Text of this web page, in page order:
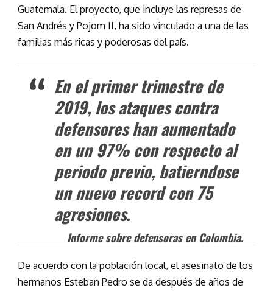
Guatemala. El proyecto, que incluye las represas de
San Andrés y Pojom II, ha sido vinculado a una de las
familias más ricas y poderosas del país.
En el primer trimestre de
2019, los ataques contra
defensores han aumentado
en un 97% con respecto al
periodo previo, batierndose
un nuevo record con 75
agresiones.
Informe sobre defensoras en Colombia.
De acuerdo con la población local, el asesinato de los
hermanos Esteban Pedro se da después de años de